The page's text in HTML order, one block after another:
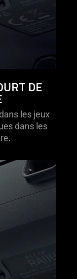
DE
les jeux
dans les